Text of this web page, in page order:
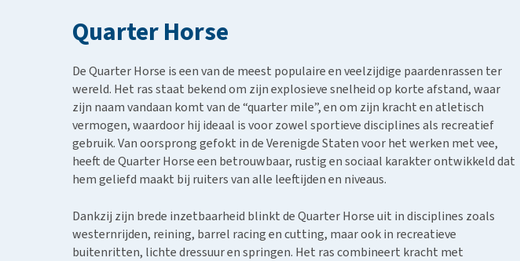
Snacks
Bekijk alles
Puppy benodigdheden
Bekijk alles
Quarter Horse
De Quarter Horse is een van de meest populaire en veelzijdige paardenrassen ter
wereld. Het ras staat bekend om zijn explosieve snelheid op korte afstand, waar
zijn naam vandaan komt van de “quarter mile”, en om zijn kracht en atletisch
vermogen, waardoor hij ideaal is voor zowel sportieve disciplines als recreatief
gebruik. Van oorsprong gefokt in de Verenigde Staten voor het werken met vee,
heeft de Quarter Horse een betrouwbaar, rustig en sociaal karakter ontwikkeld dat
hem geliefd maakt bij ruiters van alle leeftijden en niveaus.
Dankzij zijn brede inzetbaarheid blinkt de Quarter Horse uit in disciplines zoals
westernrijden, reining, barrel racing en cutting, maar ook in recreatieve
buitenritten, lichte dressuur en springen. Het ras combineert kracht met